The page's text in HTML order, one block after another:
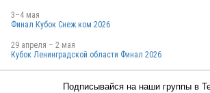
3–4 мая
Финал Кубок Снеж.ком 2026
29 апреля – 2 мая
Кубок Ленинградской области Финал 2026
Подписывайся на наши группы в